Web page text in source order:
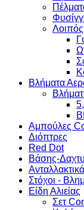
Βλήματα
Αμπούλες
Διόπτρες
Red Dot
Βάσης-
Στόχοι -
Είδη Αλιείας
Σετ